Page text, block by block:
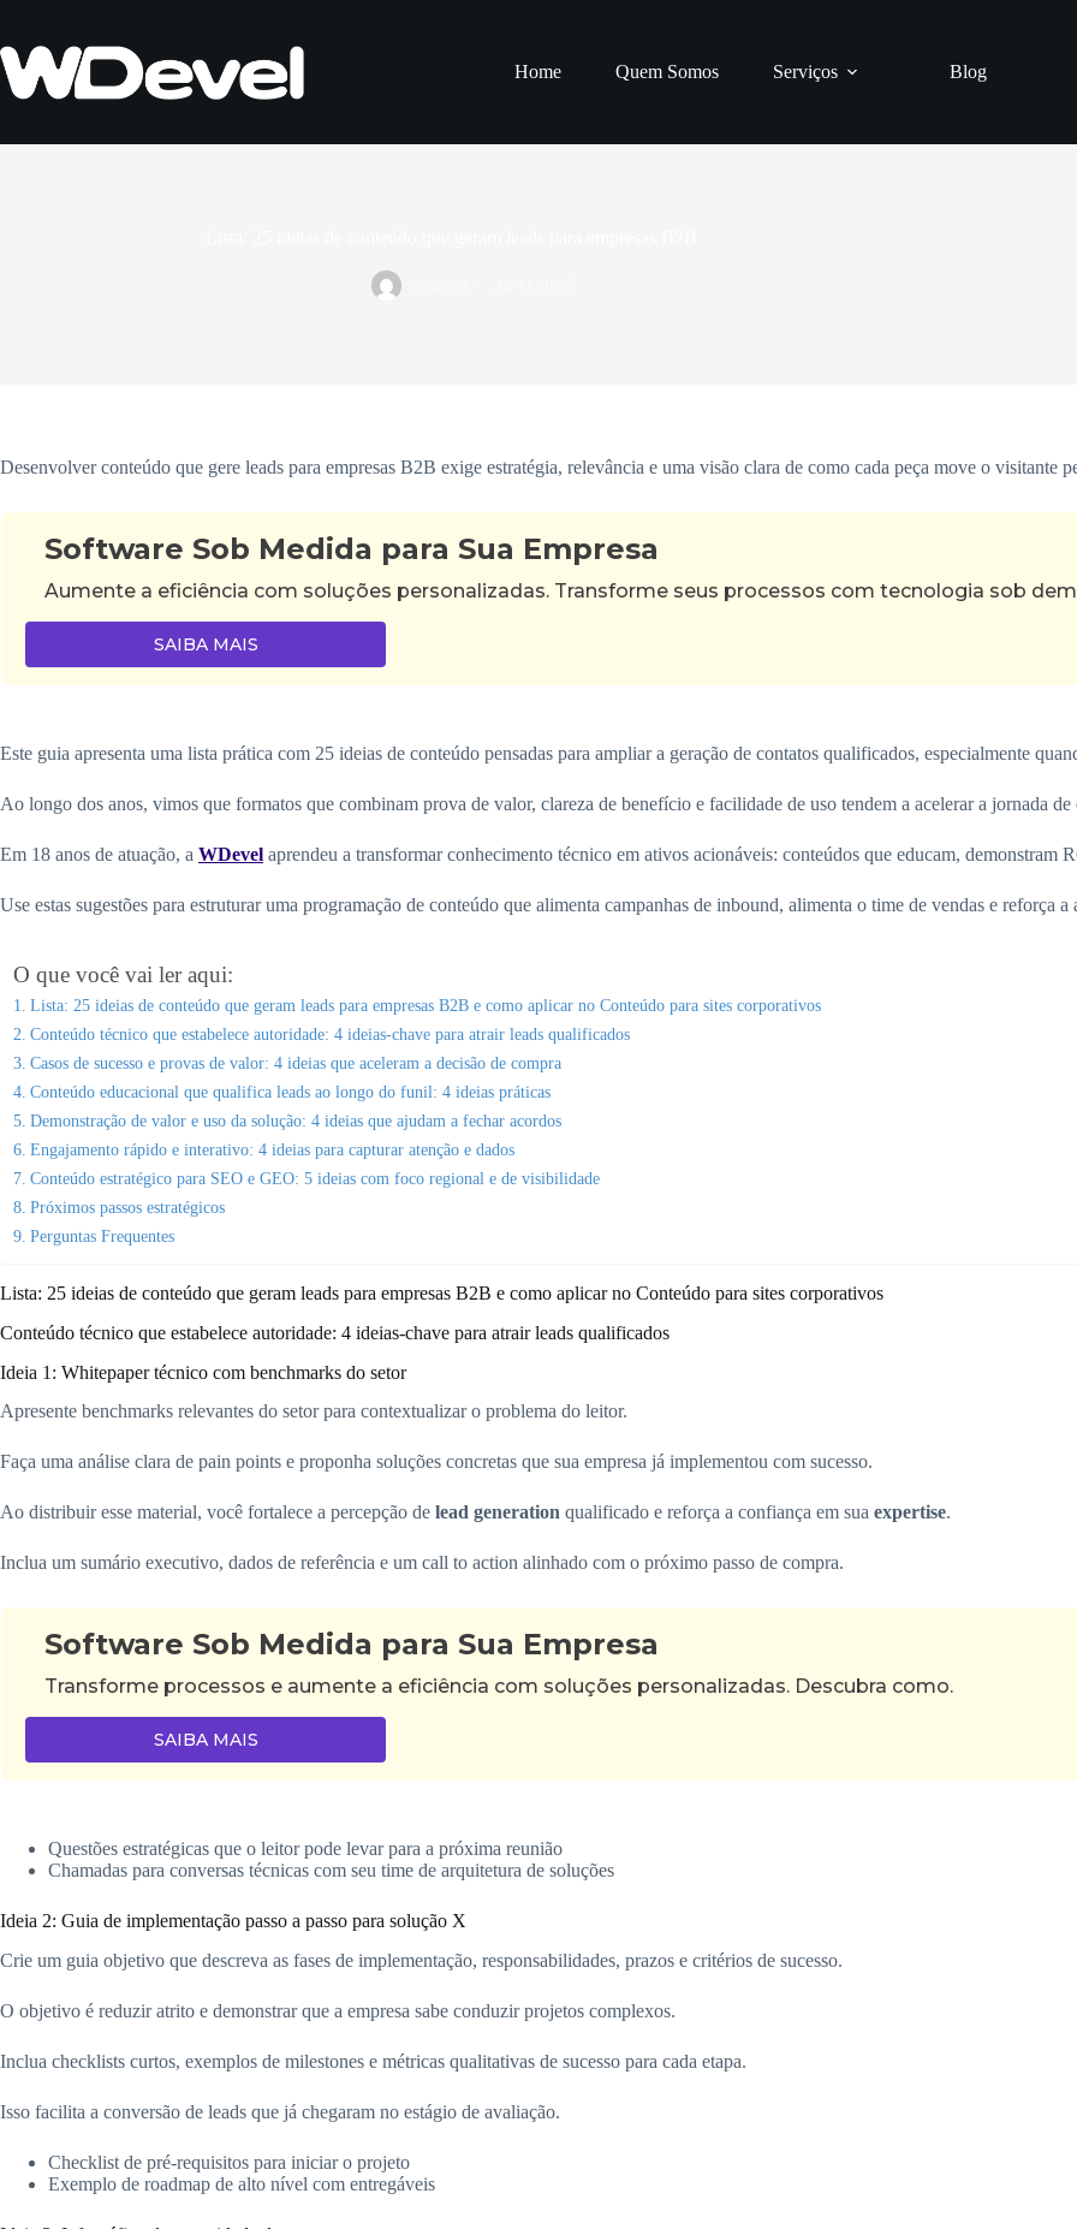
o
conteúdo
Home Quem Somos Serviços Blog
Desenvolver conteúdo que gere leads para empresas B2B exige estratégia, relevância e uma visão clara de como cada peça move o visitante
Software Sob Medida para Sua Empresa
Aumente a eficiência com soluções personalizadas. Transforme seus processos com tecnologia sob
SAIBA MAIS
Este guia apresenta uma lista prática com 25 ideias de conteúdo pensadas para ampliar a geração de contatos qualificados, especialmente
Ao longo dos anos, vimos que formatos que combinam prova de valor, clareza de benefício e facilidade de uso tendem a acelerar a jornada de
Em 18 anos de atuação, a WDevel aprendeu a transformar conhecimento técnico em ativos acionáveis: conteúdos que educam, demonstram
Use estas sugestões para estruturar uma programação de conteúdo que alimenta campanhas de inbound, alimenta o time de vendas e reforça
O que você vai ler aqui:
Lista: 25 ideias de conteúdo que geram leads para empresas B2B e como aplicar no Conteúdo para sites corporativos
Conteúdo técnico que estabelece autoridade: 4 ideias-chave para atrair leads qualificados
Casos de sucesso e provas de valor: 4 ideias que aceleram a decisão de compra
Conteúdo educacional que qualifica leads ao longo do funil: 4 ideias práticas
Demonstração de valor e uso da solução: 4 ideias que ajudam a fechar acordos
Engajamento rápido e interativo: 4 ideias para capturar atenção e dados
Conteúdo estratégico para SEO e GEO: 5 ideias com foco regional e de visibilidade
Próximos passos estratégicos
Perguntas Frequentes
Lista: 25 ideias de conteúdo que geram leads para empresas B2B e como aplicar no Conteúdo para sites corporativos
Conteúdo técnico que estabelece autoridade: 4 ideias-chave para atrair leads qualificados
Ideia 1: Whitepaper técnico com benchmarks do setor
Apresente benchmarks relevantes do setor para contextualizar o problema do leitor.
Faça uma análise clara de pain points e proponha soluções concretas que sua empresa já implementou com sucesso.
Ao distribuir esse material, você fortalece a percepção de lead generation qualificado e reforça a confiança em sua expertise.
Inclua um sumário executivo, dados de referência e um call to action alinhado com o próximo passo de compra.
Software Sob Medida para Sua Empresa
Transforme processos e aumente a eficiência com soluções personalizadas. Descubra como.
SAIBA MAIS
Questões estratégicas que o leitor pode levar para a próxima reunião
Chamadas para conversas técnicas com seu time de arquitetura de soluções
Ideia 2: Guia de implementação passo a passo para solução X
Crie um guia objetivo que descreva as fases de implementação, responsabilidades, prazos e critérios de sucesso.
O objetivo é reduzir atrito e demonstrar que a empresa sabe conduzir projetos complexos.
Inclua checklists curtos, exemplos de milestones e métricas qualitativas de sucesso para cada etapa.
Isso facilita a conversão de leads que já chegaram no estágio de avaliação.
Checklist de pré-requisitos para iniciar o projeto
Exemplo de roadmap de alto nível com entregáveis